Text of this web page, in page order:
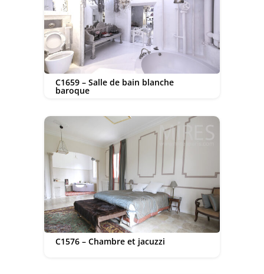
C1659 – Salle de bain blanche
baroque
C1576 – Chambre et jacuzzi